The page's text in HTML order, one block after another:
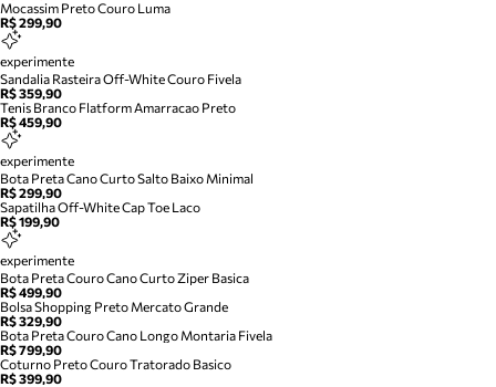
Mocassim Preto Couro Luma
R$ 299,90
experimente
Sandalia Rasteira Off-White Couro Fivela
R$ 359,90
Tenis Branco Flatform Amarracao Preto
R$ 459,90
experimente
Bota Preta Cano Curto Salto Baixo Minimal
R$ 299,90
Sapatilha Off-White Cap Toe Laco
R$ 199,90
experimente
Bota Preta Couro Cano Curto Ziper Basica
R$ 499,90
Bolsa Shopping Preto Mercato Grande
R$ 329,90
Bota Preta Couro Cano Longo Montaria Fivela
R$ 799,90
Coturno Preto Couro Tratorado Basico
R$ 399,90